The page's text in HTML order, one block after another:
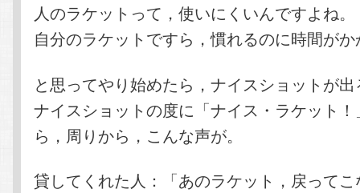
人のラケットって，使いにくいんですよね。
自分のラケットですら，慣れるのに時間が
と思ってやり始めたら，ナイスショットが
ナイスショットの度に「ナイス・ラケット
ら，周りから，こんな声が。
貸してくれた人：「あのラケット，戻って